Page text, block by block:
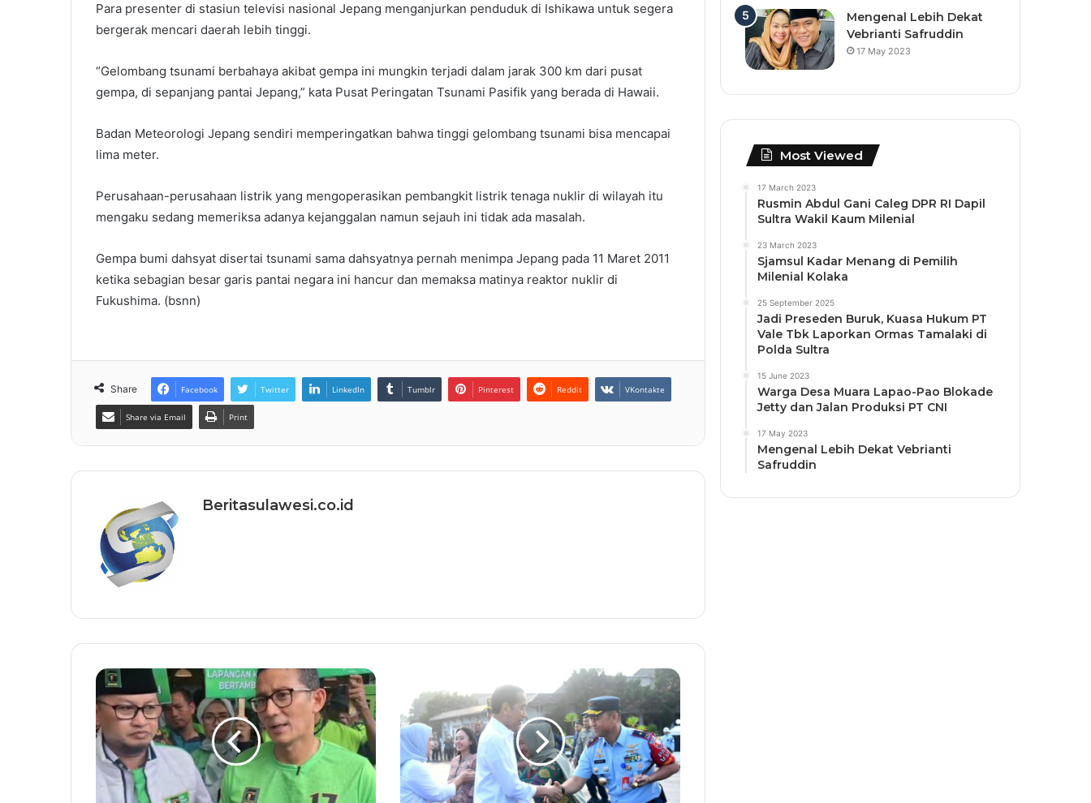
Para presenter di stasiun televisi nasional Jepang menganjurkan penduduk di Ishikawa untuk segera
bergerak mencari daerah lebih tinggi.
“Gelombang tsunami berbahaya akibat gempa ini mungkin terjadi dalam jarak 300 km dari pusat
gempa, di sepanjang pantai Jepang,” kata Pusat Peringatan Tsunami Pasifik yang berada di Hawaii.
Badan Meteorologi Jepang sendiri memperingatkan bahwa tinggi gelombang tsunami bisa mencapai
lima meter.
Perusahaan-perusahaan listrik yang mengoperasikan pembangkit listrik tenaga nuklir di wilayah itu
mengaku sedang memeriksa adanya kejanggalan namun sejauh ini tidak ada masalah.
Gempa bumi dahsyat disertai tsunami sama dahsyatnya pernah menimpa Jepang pada 11 Maret 2011
ketika sebagian besar garis pantai negara ini hancur dan memaksa matinya reaktor nuklir di
Fukushima. (bsnn)
Share Facebook Twitter LinkedIn Tumblr Pinterest Reddit VKontakte
Share via Email Print
Beritasulawesi.co.id
Mengenal Lebih Dekat
Vebrianti Safruddin
17 May 2023
Most Viewed
17 March 2023
Rusmin Abdul Gani Caleg DPR RI Dapil
Sultra Wakil Kaum Milenial
23 March 2023
Sjamsul Kadar Menang di Pemilih
Milenial Kolaka
25 September 2025
Jadi Preseden Buruk, Kuasa Hukum PT
Vale Tbk Laporkan Ormas Tamalaki di
Polda Sultra
15 June 2023
Warga Desa Muara Lapao-Pao Blokade
Jetty dan Jalan Produksi PT CNI
17 May 2023
Mengenal Lebih Dekat Vebrianti
Safruddin